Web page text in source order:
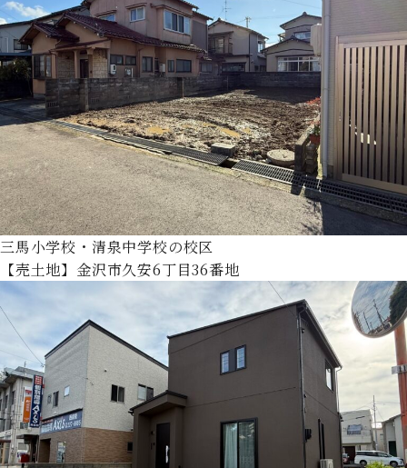
三馬小学校・清泉中学校の校区
【売土地】金沢市久安6丁目36番地